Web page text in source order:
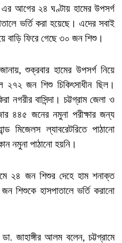
আগের ২৪ ঘণ্টায় হামের উপসর্গ
ভর্তি করা হয়েছে। এদের সবাই
বাড়ি ফিরে গেছে ৩০ জন শিশু।
শুক্রবার হামের উপসর্গ নিয়ে
২৭২ জন শিশু চিকিৎসাধীন ছিল।
নগরীর বাসিন্দা। চট্টগ্রাম জেলা ও
৪৪৫ জনের নমুনা পরীক্ষার জন্য
মিজেলস ল্যাবরেটরিতে পাঠানো
নমুনা পাঠানো হয়নি।
২৪ জন শিশুর দেহে হাম শনাক্ত
শিশুকে হাসপাতালে ভর্তি করানো
জাহাঙ্গীর আলম বলেন, চট্টগ্রামে